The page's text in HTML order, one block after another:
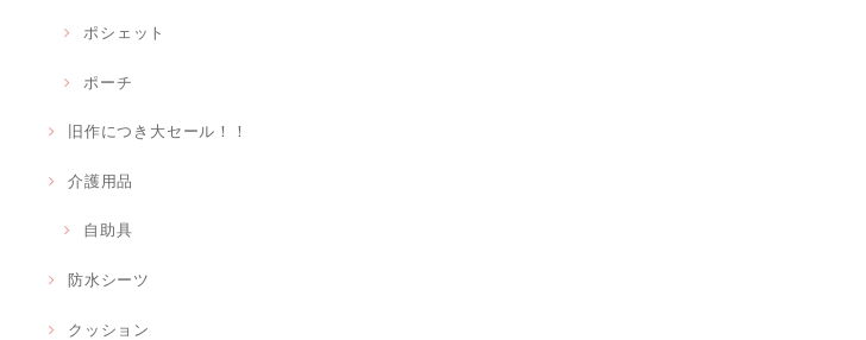
ポシェット
ポーチ
旧作につき大セール！！
介護用品
自助具
防水シーツ
クッション